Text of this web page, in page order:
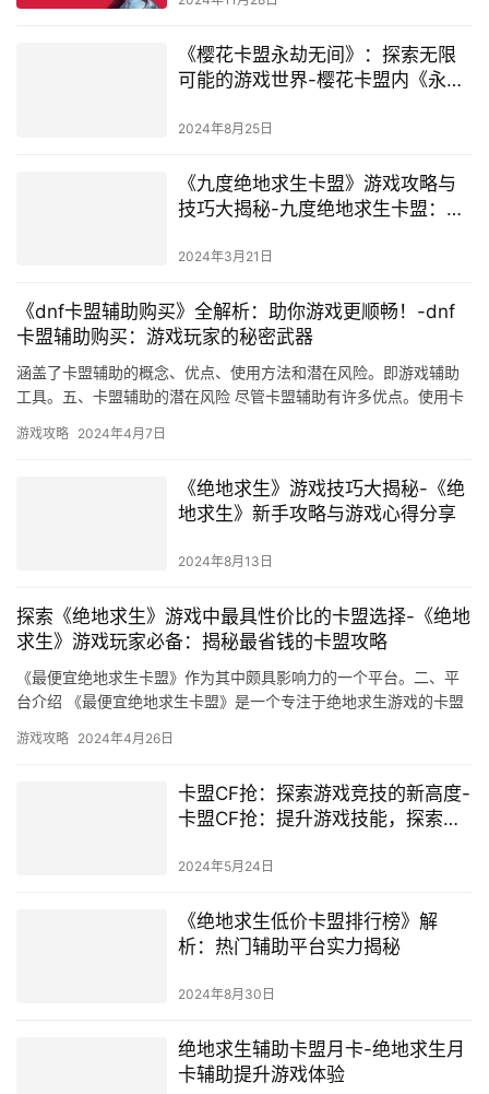
《樱花卡盟永劫无间》：探索无限
可能的游戏世界-樱花卡盟内《永劫
2024年8月25日
《九度绝地求生卡盟》游戏攻略与
技巧大揭秘-九度绝地求生卡盟：探
2024年3月21日
《dnf卡盟辅助购买》全解析：助你游戏更顺畅！-dnf
卡盟辅助购买：游戏玩家的秘密武器
涵盖了卡盟辅助的概念、优点、使用方法和潜在风险。即游戏辅助
工具。五、卡盟辅助的潜在风险 尽管卡盟辅助有许多优点。使用卡
游戏攻略 2024年4月7日
《绝地求生》游戏技巧大揭秘-《绝
地求生》新手攻略与游戏心得分享
2024年8月13日
探索《绝地求生》游戏中最具性价比的卡盟选择-《绝地
求生》游戏玩家必备：揭秘最省钱的卡盟攻略
《最便宜绝地求生卡盟》作为其中颇具影响力的一个平台。二、平
台介绍 《最便宜绝地求生卡盟》是一个专注于绝地求生游戏的卡盟
游戏攻略 2024年4月26日
卡盟CF抢：探索游戏竞技的新高度-
卡盟CF抢：提升游戏技能，探索竞
2024年5月24日
《绝地求生低价卡盟排行榜》解
析：热门辅助平台实力揭秘
2024年8月30日
绝地求生辅助卡盟月卡-绝地求生月
卡辅助提升游戏体验